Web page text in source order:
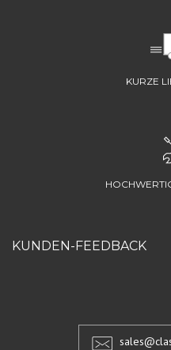
KURZE
KUNDEN-FEEDBACK